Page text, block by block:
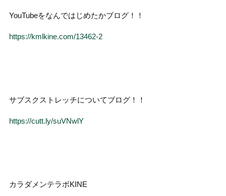
YouTubeをなんではじめたかブログ！！
https://kmlkine.com/13462-2
サブスクストレッチについてブログ！！
https://cutt.ly/suVNwlY
カラダメンテラボKINE